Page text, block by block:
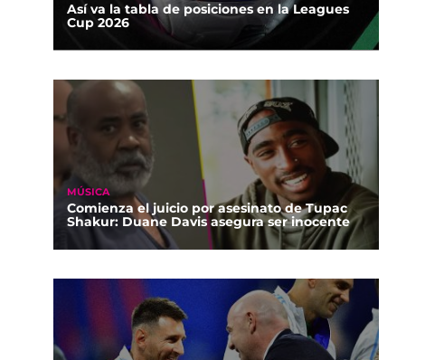
Así va la tabla de posiciones en la Leagues
Cup 2026
MÚSICA
Comienza el juicio por asesinato de Tupac
Shakur: Duane Davis asegura ser inocente